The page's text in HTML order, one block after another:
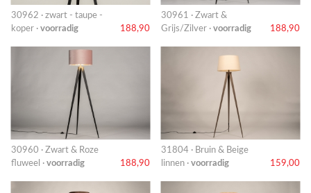
30962 · zwart - taupe -
koper · voorradig 188,90
30961 · Zwart &
Grijs/Zilver · voorradig 188,90
30960 · Zwart & Roze
fluweel · voorradig 188,90
31804 · Bruin & Beige
linnen · voorradig 159,00